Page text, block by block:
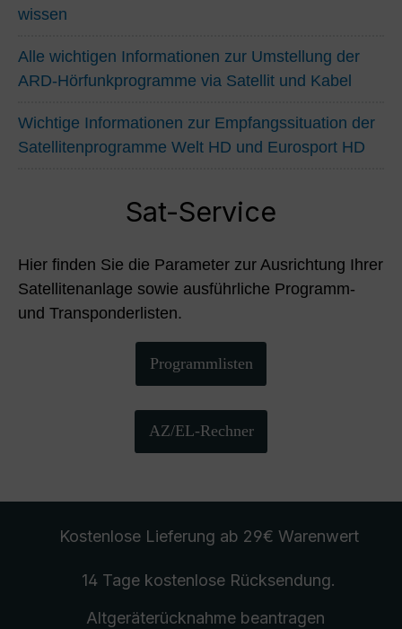
wissen
Alle wichtigen Informationen zur Umstellung der
ARD-Hörfunkprogramme via Satellit und Kabel
Wichtige Informationen zur Empfangssituation der
Satellitenprogramme Welt HD und Eurosport HD
Sat-Service
Hier finden Sie die Parameter zur Ausrichtung Ihrer
Satellitenanlage sowie ausführliche Programm-
und Transponderlisten.
Programmlisten
AZ/EL-Rechner
Kostenlose Lieferung ab 29€ Warenwert
14 Tage kostenlose Rücksendung.
Altgeräterücknahmebeantragen